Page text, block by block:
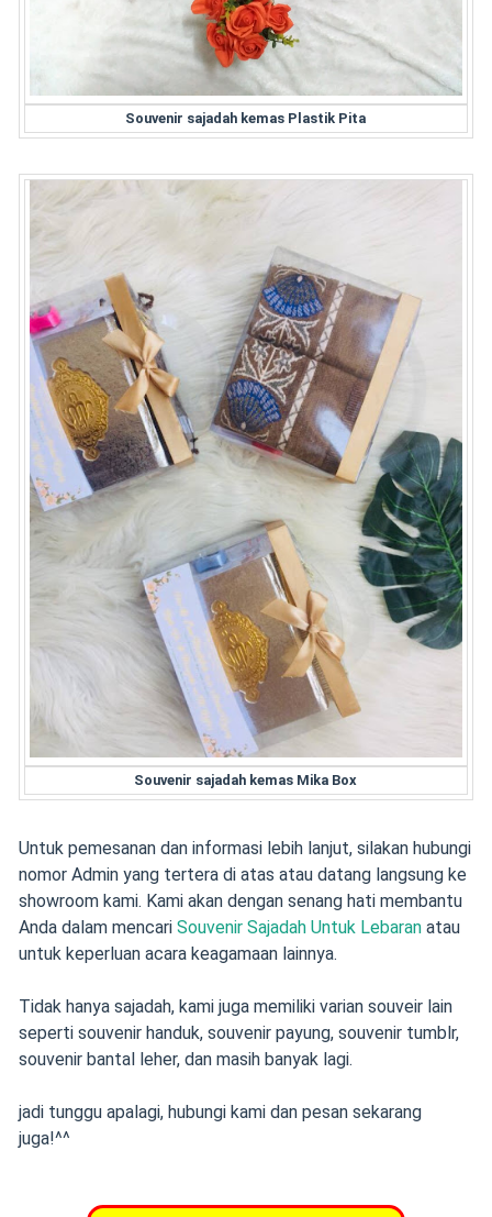
Souvenir sajadah kemas Plastik Pita
Souvenir sajadah kemas Mika Box
Untuk pemesanan dan informasi lebih lanjut, silakan hubungi
nomor Admin yang tertera di atas atau datang langsung ke
showroom kami. Kami akan dengan senang hati membantu
Anda dalam mencari Souvenir Sajadah Untuk Lebaranatau
untuk keperluan acara keagamaan lainnya.
Tidak hanya sajadah, kami juga memiliki varian souveir lain
seperti souvenir handuk, souvenir payung, souvenir tumblr,
souvenir bantal leher, dan masih banyak lagi.
jadi tunggu apalagi, hubungi kami dan pesan sekarang
juga!^^